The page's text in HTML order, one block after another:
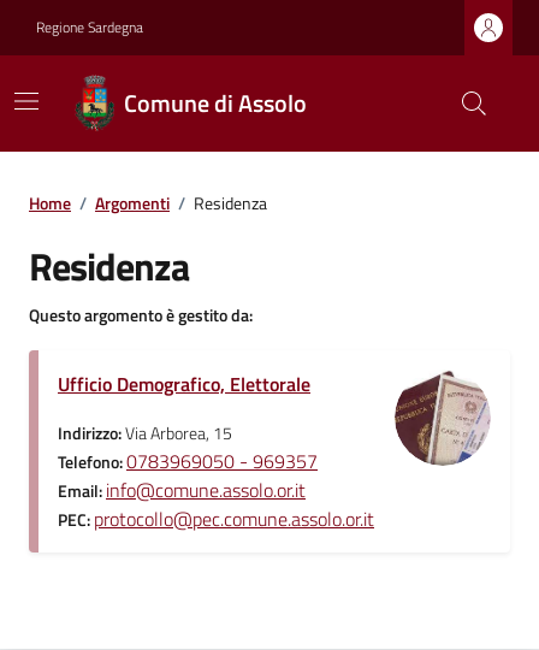
Regione Sardegna
Comune di Assolo
Home / Argomenti / Residenza
Residenza
Questo argomento è gestito da:
Ufficio Demografico, Elettorale
Indirizzo:Via Arborea, 15
Telefono:0783969050 - 969357
Email:info@comune.assolo.or.it
PEC:protocollo@pec.comune.assolo.or.it